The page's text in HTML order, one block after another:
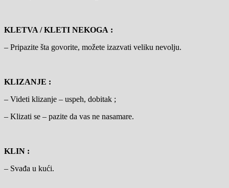
KLETVA / KLETI NEKOGA :
– Pripazite šta govorite, možete izazvati veliku nevolju.
KLIZANJE :
– Videti klizanje – uspeh, dobitak ;
– Klizati se – pazite da vas ne nasamare.
KLIN :
– Svađa u kući.